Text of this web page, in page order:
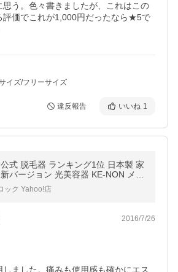
う。色々書きましたが、これはこの
評価でこれが1,000円だったなら★5で
イズ/フリーサイズ
違反報告 いいね 1
式 脱毛器 ランキング1位 日本製 家
バージョン 光美容器 KE-NON メン
対応 おすすめ 口コミ 美顔器 コス
8.7
ック Yahoo!店
2016/7/26
ました。痛みも使用感も確かにエス